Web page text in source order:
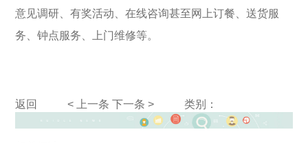
意见调研、有奖活动、在线咨询甚至网上订餐、送货服
务、钟点服务、上门维修等。
返回 < 上一条 下一条 > 类别：